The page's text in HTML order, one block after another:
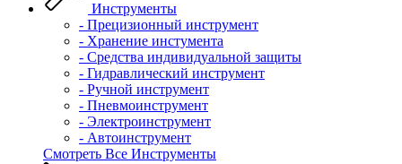
Инструменты
- Прецизионный инструмент
- Хранение инстумента
- Средства индивидуальной защиты
- Гидравлический инструмент
- Ручной инструмент
- Пневмоинструмент
- Электроинструмент
- Автоинструмент
Смотреть Все Инструменты